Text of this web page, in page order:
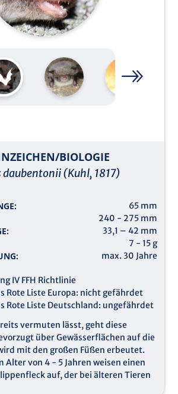
BIOLOGIE
(Kuhl, 1817)
65 mm
240 - 275 mm
33,1 – 42 mm
7 - 15 g
max. 30 Jahre
IV FFH Richtlinie
Rote Liste Europa: nicht gefährdet
Rote Liste Deutschland: ungefährdet
vermuten lässt, geht diese
über Gewässerflächen auf die
mit den großen Füßen erbeutet.
Alter von 4 - 5 Jahren weisen einen
auf, der bei älteren Tieren